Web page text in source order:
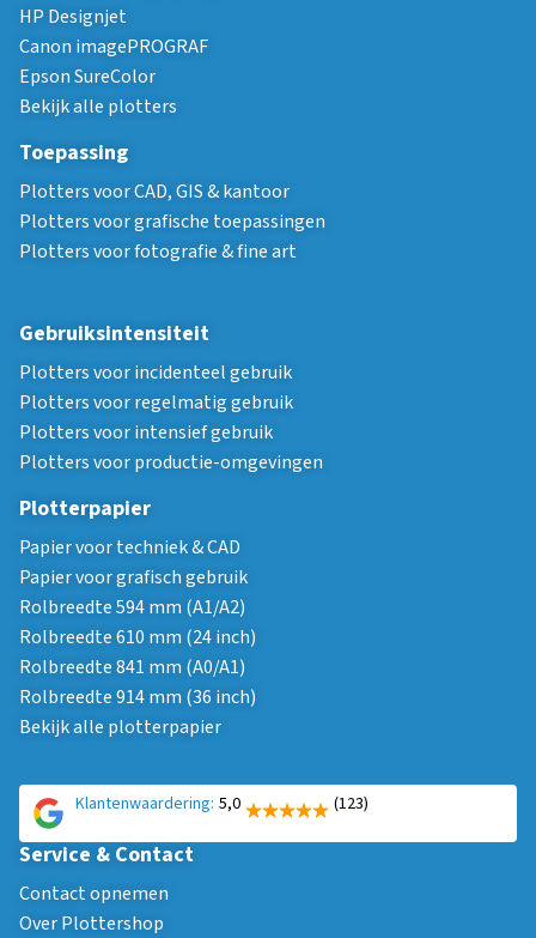
HP Designjet
Canon imagePROGRAF
Epson SureColor
Bekijk alle plotters
Toepassing
Plotters voor CAD, GIS & kantoor
Plotters voor grafische toepassingen
Plotters voor fotografie & fine art
Gebruiksintensiteit
Plotters voor incidenteel gebruik
Plotters voor regelmatig gebruik
Plotters voor intensief gebruik
Plotters voor productie-omgevingen
Plotterpapier
Papier voor techniek & CAD
Papier voor grafisch gebruik
Rolbreedte 594 mm (A1/A2)
Rolbreedte 610 mm (24 inch)
Rolbreedte 841 mm (A0/A1)
Rolbreedte 914 mm (36 inch)
Bekijk alle plotterpapier
Klantenwaardering: 5,0 (123)
Service & Contact
Contact opnemen
Over Plottershop